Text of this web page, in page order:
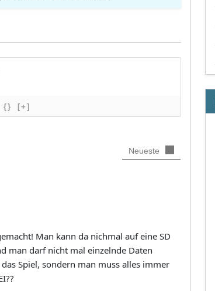
{} [+]
Neueste
Man kann da nichmal auf eine SD
man darf nicht mal einzelnde Daten
Spiel, sondern man muss alles immer